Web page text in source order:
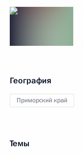
География
Приморский край
Темы